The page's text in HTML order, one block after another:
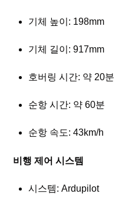
기체 높이: 198mm
기체 길이: 917mm
호버링 시간: 약 20분
순항 시간: 약 60분
순항 속도: 43km/h
비행 제어 시스템
시스템: Ardupilot